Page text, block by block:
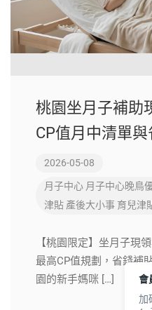
桃園坐月子補助
CP值月中清單
2026-05-08
月子中心 月子中心晚鳥
津貼 產後大小事 育兒津
【桃園限定】坐月子現
最高CP值規劃，省錢補
園的新手媽咪 […]
會
加